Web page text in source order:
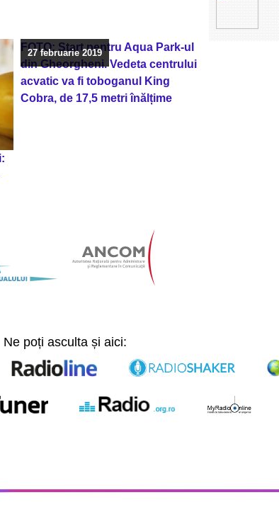
FOTO: Start pentru Aqua Park-ul
din Gheorgheni. Vedeta centrului
acvatic va fi toboganul King
Cobra, de 17,5 metri înălțime
27 februarie 2019
Ne poți asculta și aici: